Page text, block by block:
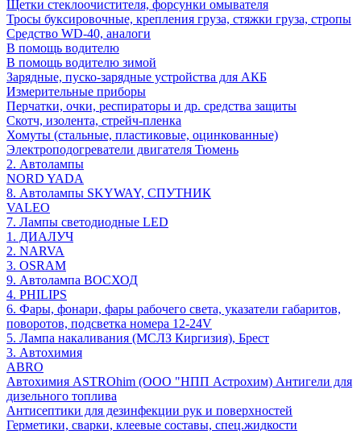
Щетки стеклоочистителя, форсунки омывателя
Тросы буксировочные, крепления груза, стяжки груза, стропы
Средство WD-40, аналоги
В помощь водителю
В помощь водителю зимой
Зарядные, пуско-зарядные устройства для АКБ
Измерительные приборы
Перчатки, очки, респираторы и др. средства защиты
Скотч, изолента, стрейч-пленка
Хомуты (стальные, пластиковые, оцинкованные)
Электроподогреватели двигателя Тюмень
2. Автолампы
NORD YADA
8. Автолампы SKYWAY, СПУТНИК
VALEO
7. Лампы светодиодные LED
1. ДИАЛУЧ
2. NARVA
3. OSRAM
9. Автолампа ВОСХОД
4. PHILIPS
6. Фары, фонари, фары рабочего света, указатели габаритов,
поворотов, подсветка номера 12-24V
5. Лампа накаливания (МСЛЗ Киргизия), Брест
3. Автохимия
ABRO
Автохимия ASTROhim (ООО "НПП Астрохим) Антигели для
дизельного топлива
Антисептики для дезинфекции рук и поверхностей
Герметики, сварки, клеевые составы, спец.жидкости